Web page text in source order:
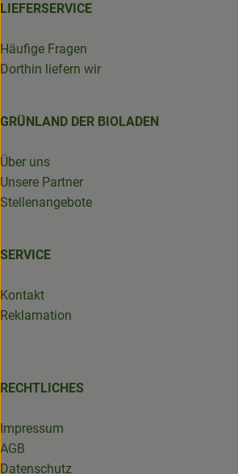
LIEFERSERVICE
Häufige Fragen
Dorthin liefern wir
GRÜNLAND DER BIOLADEN
Über uns
Unsere Partner
Stellenangebote
SERVICE
Kontakt
Reklamation
RECHTLICHES
Impressum
AGB
Datenschutz